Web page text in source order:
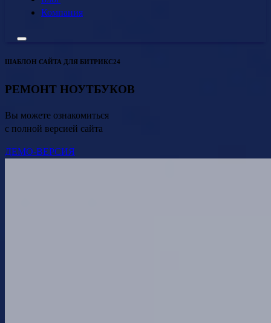
Компания
ШАБЛОН САЙТА ДЛЯ БИТРИКС24
РЕМОНТ НОУТБУКОВ
Вы можете ознакомиться
с полной версией сайта
ДЕМО-ВЕРСИЯ